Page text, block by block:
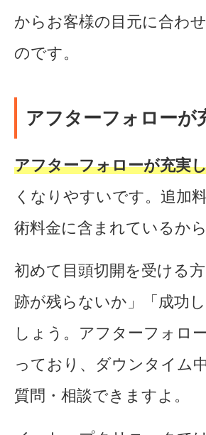
からお客様の目元に合わ
のです。
アフターフォローが
アフターフォローが充実
くなりやすいです。追加
術料金に含まれているか
初めて目頭切開を受ける
跡が残らないか」「成功
しょう。アフターフォロ
っており、ダウンタイム
質問・相談できますよ。